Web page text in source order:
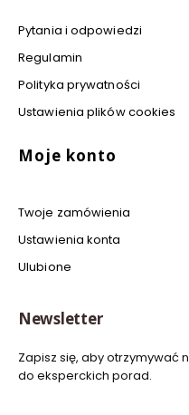
Pytania i odpowiedzi
Regulamin
Polityka prywatności
Ustawienia plików cookies
Moje konto
Twoje zamówienia
Ustawienia konta
Ulubione
Newsletter
Zapisz się, aby otrzymywać
do eksperckich porad.